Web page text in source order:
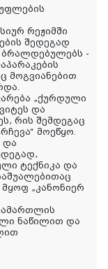
რეჟიმში
შედეგად
-
მოგვიანებით
„ქურდული
და
რის შემდეგაც
მოეწყო.
და
ტექნიკა და
„კანონიერ
ნაწილით და